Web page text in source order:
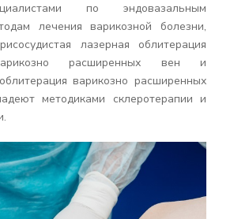
по эндовазальным
лечения варикозной болезни,
лазерная облитерация
расширенных вен и
варикозно расширенных
методиками склеротерапии и